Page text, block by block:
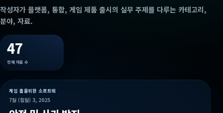
작성자가 플랫폼, 통합, 게임 제품 출시의 실무 주제를 다루는 카테고리,
분야, 자료.
47
전체 자료 수
게임 홀을위한 소프트웨
7월 (칠월) 3, 2025